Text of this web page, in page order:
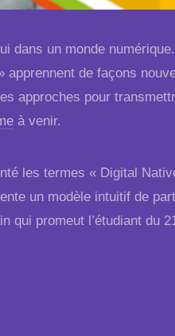
dans un monde
apprennent de façons
approches pour
à venir.
les termes « Digital
un modèle intuitif de
qui promeut l’étudiant du